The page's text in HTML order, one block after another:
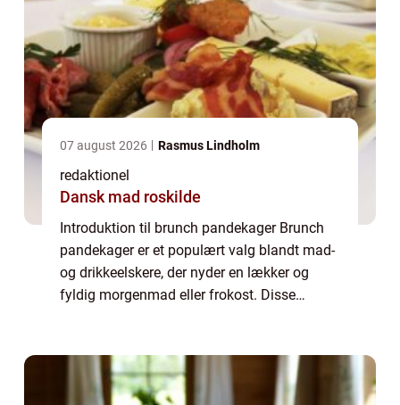
07 august 2026 Rasmus Lindholm
redaktionel
Dansk mad roskilde
Introduktion til brunch pandekager Brunch
pandekager er et populært valg blandt mad-
og drikkeelskere, der nyder en lækker og
fyldig morgenmad eller frokost. Disse